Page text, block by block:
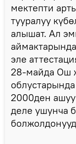
мектепти
тууралуу
алышат. Ал
эле
28-майда Ош
2000ден
деле ушунча